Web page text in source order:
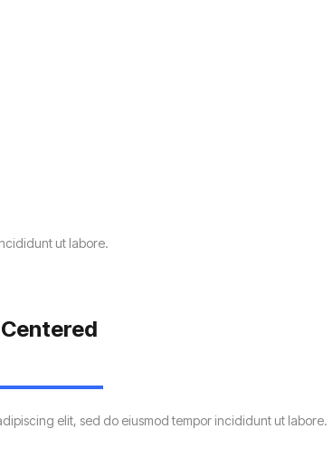
ut labore.
Centered
elit, sed do eiusmod tempor incididunt ut labore.